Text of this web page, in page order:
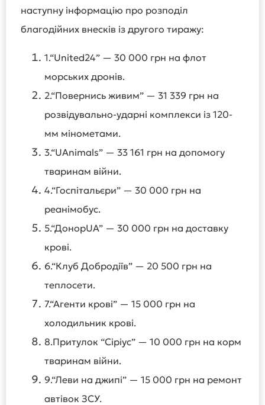
наступну інформацію про розподіл
благодійних внесків із другого тиражу:
1.“United24” — 30 000 грн на флот
морських дронів.
2.“Повернись живим” — 31 339 грн на
розвідувально-ударні комплекси із 120-
мм мінометами.
3.“UAnimals” — 33 161 грн на допомогу
тваринам війни.
4.“Госпітальєри” — 30 000 грн на
реанімобус.
5.“ДонорUA” — 30 000 грн на доставку
крові.
6.“Клуб Добродіїв” — 20 500 грн на
теплосети.
7.“Агенти крові” — 15 000 грн на
холодильник крові.
8.Притулок “Сіріус” — 10 000 грн на корм
тваринам війни.
9.“Леви на джипі” — 15 000 грн на ремонт
автівок ЗСУ.